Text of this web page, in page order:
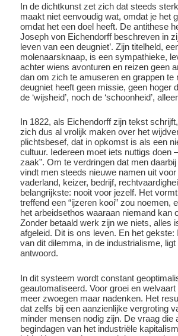
In de dichtkunst zet zich dat steeds
maakt niet eenvoudig wat, omdat je het
omdat het een doel heeft. De antithese
Joseph von Eichendorff beschreven in
leven van een deugniet’. Zijn titelheld,
molenaarsknaap, is een sympathieke,
achter wiens avonturen en reizen geen
dan om zich te amuseren en grappen te
deugniet heeft geen missie, geen hoger
de ‘wijsheid’, noch de ‘schoonheid’,
In 1822, als Eichendorff zijn tekst
zich dus al vrolijk maken over het
plichtsbesef, dat in opkomst is als een
cultuur. Iedereen moet iets nuttigs doen
zaak”. Om te verdringen dat men
vindt men steeds nieuwe namen uit voor
vaderland, keizer, bedrijf,
belangrijkste: nooit voor jezelf. Het
treffend een “ijzeren kooi” zou noemen,
het arbeidsethos waaraan niemand kan
Zonder betaald werk zijn we niets, alles
afgeleid. Dit is ons leven. En het gekste:
van dit dilemma, in de industrialisme, ligt
antwoord.
In dit systeem wordt constant
geautomatiseerd. Voor groei en
meer zwoegen maar nadenken. Het
dat zelfs bij een aanzienlijke vergroting
minder mensen nodig zijn. De vraag die
begindagen van het industriële